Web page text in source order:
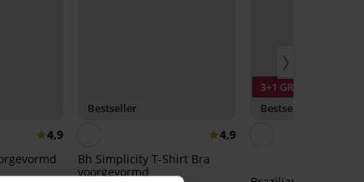
4,9
Bestseller
4,9
Bh Simplicity T-Shirt Bra
voorgevormd
3+1 GRATIS
Bestseller